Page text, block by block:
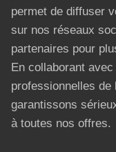
permet de diffuser
sur nos réseaux
partenaires pour
En collaborant
professionnelles de
garantissons
à toutes nos offres.